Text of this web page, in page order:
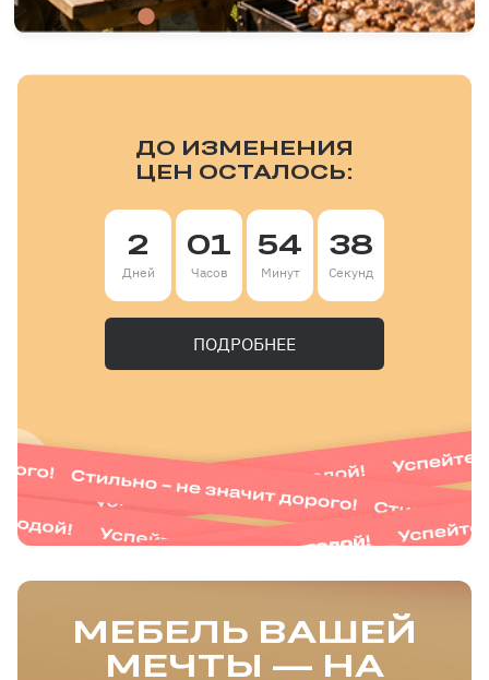
ДО ИЗМЕНЕНИЯ
ЦЕН ОСТАЛОСЬ:
ПОДРОБНЕЕ
2
Дней
01
Часов
54
Минут
37
Секунд
МЕБЕЛЬ ВАШЕЙ
МЕЧТЫ — НА